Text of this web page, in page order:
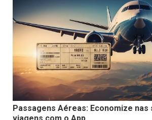
Passagens Aéreas: Economize nas